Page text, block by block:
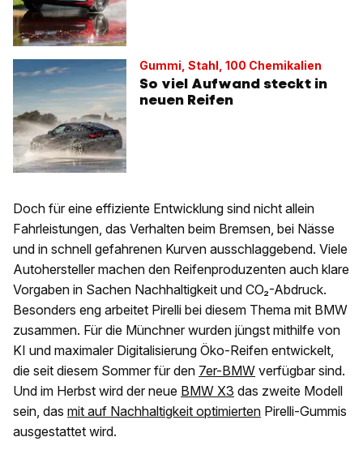
Gummi, Stahl, 100 Chemikalien
So viel Aufwand steckt in
neuen Reifen
Doch für eine effiziente Entwicklung sind nicht allein
Fahrleistungen, das Verhalten beim Bremsen, bei Nässe
und in schnell gefahrenen Kurven ausschlaggebend. Viele
Autohersteller machen den Reifenproduzenten auch klare
Vorgaben in Sachen Nachhaltigkeit und CO₂-Abdruck.
Besonders eng arbeitet Pirelli bei diesem Thema mit BMW
zusammen. Für die Münchner wurden jüngst mithilfe von
KI und maximaler Digitalisierung Öko-Reifen entwickelt,
die seit diesem Sommer für den 7er-BMW verfügbar sind.
Und im Herbst wird der neue BMW X3 das zweite Modell
sein, das mit auf Nachhaltigkeit optimierten Pirelli-Gummis
ausgestattet wird.